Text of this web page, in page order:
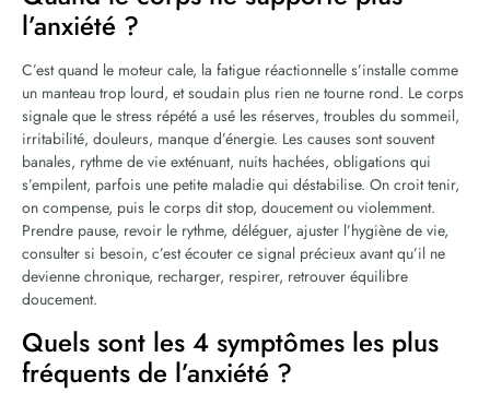
l’anxiété ?
C’est quand le moteur cale, la fatigue réactionnelle s’installe comme
un manteau trop lourd, et soudain plus rien ne tourne rond. Le corps
signale que le stress répété a usé les réserves, troubles du sommeil,
irritabilité, douleurs, manque d’énergie. Les causes sont souvent
banales, rythme de vie exténuant, nuits hachées, obligations qui
s’empilent, parfois une petite maladie qui déstabilise. On croit tenir,
on compense, puis le corps dit stop, doucement ou violemment.
Prendre pause, revoir le rythme, déléguer, ajuster l’hygiène de vie,
consulter si besoin, c’est écouter ce signal précieux avant qu’il ne
devienne chronique, recharger, respirer, retrouver équilibre
doucement.
Quels sont les 4 symptômes les plus
fréquents de l’anxiété ?